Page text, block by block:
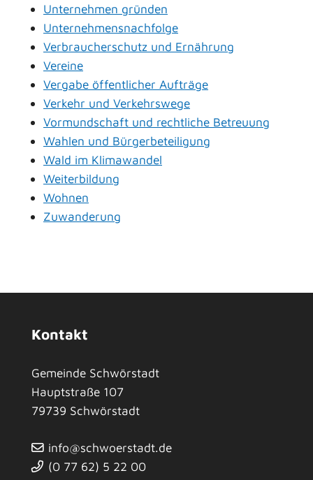
Unternehmen gründen
Unternehmensnachfolge
Verbraucherschutz und Ernährung
Vereine
Vergabe öffentlicher Aufträge
Verkehr und Verkehrswege
Vormundschaft und rechtliche Betreuung
Wahlen und Bürgerbeteiligung
Wald im Klimawandel
Weiterbildung
Wohnen
Zuwanderung
Kontakt
Gemeinde Schwörstadt
Hauptstraße 107
79739 Schwörstadt
info@schwoerstadt.de
(0 77 62) 5 22 00